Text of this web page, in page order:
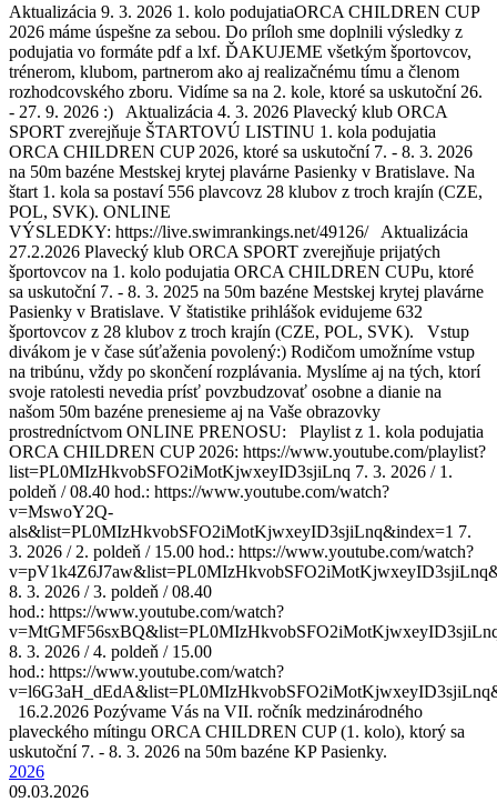
Aktualizácia 9. 3. 2026 1. kolo podujatiaORCA CHILDREN CUP
2026 máme úspešne za sebou. Do príloh sme doplnili výsledky z
podujatia vo formáte pdf a lxf. ĎAKUJEME všetkým športovcov,
trénerom, klubom, partnerom ako aj realizačnému tímu a členom
rozhodcovského zboru. Vidíme sa na 2. kole, ktoré sa uskutoční 26.
- 27. 9. 2026 :) Aktualizácia 4. 3. 2026 Plavecký klub ORCA
SPORT zverejňuje ŠTARTOVÚ LISTINU 1. kola podujatia
ORCA CHILDREN CUP 2026, ktoré sa uskutoční 7. - 8. 3. 2026
na 50m bazéne Mestskej krytej plavárne Pasienky v Bratislave. Na
štart 1. kola sa postaví 556 plavcovz 28 klubov z troch krajín (CZE,
POL, SVK). ONLINE
VÝSLEDKY: https://live.swimrankings.net/49126/ Aktualizácia
27.2.2026 Plavecký klub ORCA SPORT zverejňuje prijatých
športovcov na 1. kolo podujatia ORCA CHILDREN CUPu, ktoré
sa uskutoční 7. - 8. 3. 2025 na 50m bazéne Mestskej krytej plavárne
Pasienky v Bratislave. V štatistike prihlášok evidujeme 632
športovcov z 28 klubov z troch krajín (CZE, POL, SVK). Vstup
divákom je v čase súťaženia povolený:) Rodičom umožníme vstup
na tribúnu, vždy po skončení rozplávania. Myslíme aj na tých, ktorí
svoje ratolesti nevedia prísť povzbudzovať osobne a dianie na
našom 50m bazéne prenesieme aj na Vaše obrazovky
prostredníctvom ONLINE PRENOSU: Playlist z 1. kola podujatia
ORCA CHILDREN CUP 2026: https://www.youtube.com/playlist?
list=PL0MIzHkvobSFO2iMotKjwxeyID3sjiLnq 7. 3. 2026 / 1.
poldeň / 08.40 hod.: https://www.youtube.com/watch?
v=MswoY2Q-
als&list=PL0MIzHkvobSFO2iMotKjwxeyID3sjiLnq&index=1 7.
3. 2026 / 2. poldeň / 15.00 hod.: https://www.youtube.com/watch?
8. 3. 2026 / 3. poldeň / 08.40
hod.: https://www.youtube.com/watch?
8. 3. 2026 / 4. poldeň / 15.00
hod.: https://www.youtube.com/watch?
16.2.2026 Pozývame Vás na VII. ročník medzinárodného
plaveckého mítingu ORCA CHILDREN CUP (1. kolo), ktorý sa
uskutoční 7. - 8. 3. 2026 na 50m bazéne KP Pasienky.
2026
09.03.2026